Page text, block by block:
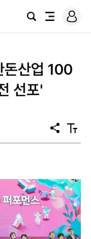
검
전
로
그
돈산업 100
선포'
공
유
텍
스